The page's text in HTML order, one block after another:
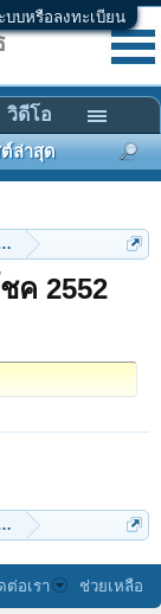
บบหรือลงทะเบียน
งพ่อตึ๋ง วัดพราหมณี
ค 2552
งพ่อตึ๋ง วัดพราหมณี
ล่าสุด
วิดีโอ
ต่อเรา ช่วยเหลือ